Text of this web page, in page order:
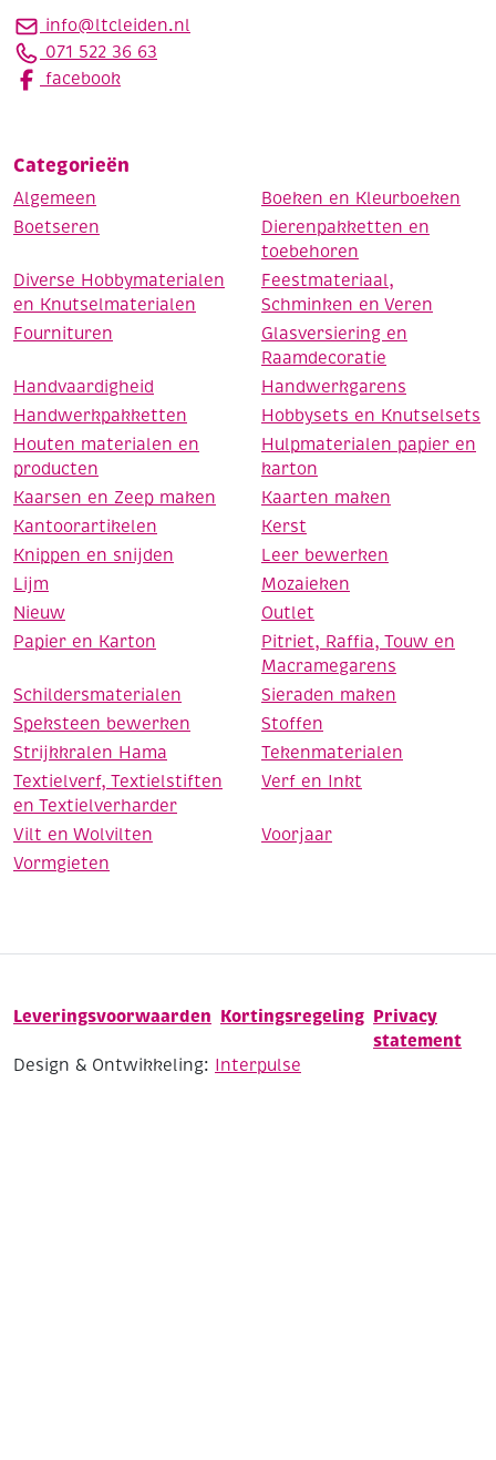
info@ltcleiden.nl
071 522 36 63
facebook
Categorieën
Algemeen
Boeken en Kleurboeken
Boetseren
Dierenpakketten en
toebehoren
Diverse Hobbymaterialen
en Knutselmaterialen
Feestmateriaal,
Schminken en Veren
Fournituren
Glasversiering en
Raamdecoratie
Handvaardigheid
Handwerkgarens
Handwerkpakketten
Hobbysets en Knutselsets
Houten materialen en
producten
Hulpmaterialen papier en
karton
Kaarsen en Zeep maken
Kaarten maken
Kantoorartikelen
Kerst
Knippen en snijden
Leer bewerken
Lijm
Mozaieken
Nieuw
Outlet
Papier en Karton
Pitriet, Raffia, Touw en
Macramegarens
Schildersmaterialen
Sieraden maken
Speksteen bewerken
Stoffen
Strijkkralen Hama
Tekenmaterialen
Textielverf, Textielstiften
en Textielverharder
Verf en Inkt
Vilt en Wolvilten
Voorjaar
Vormgieten
Leveringsvoorwaarden Kortingsregeling Privacy
statement
Design & Ontwikkeling: Interpulse